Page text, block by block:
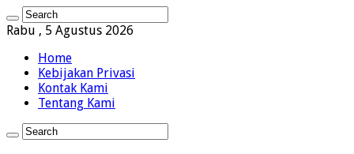
Rabu , 5 Agustus 2026
Home
Kebijakan Privasi
Kontak Kami
Tentang Kami